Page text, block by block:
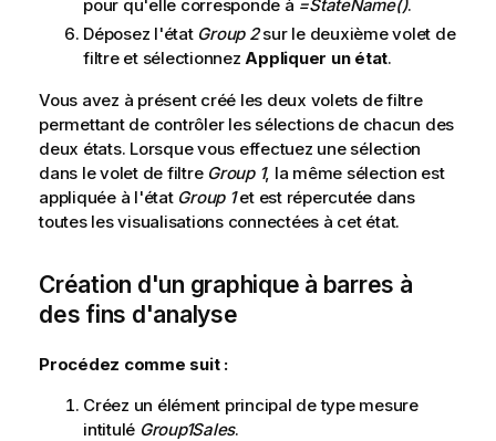
pour qu'elle corresponde à =StateName().
Déposez l'état Group 2sur le deuxième volet de
filtre et sélectionnez Appliquer un état.
Vous avez à présent créé les deux volets de filtre
permettant de contrôler les sélections de chacun des
deux états. Lorsque vous effectuez une sélection
dans le volet de filtre Group 1, la même sélection est
appliquée à l'état Group 1et est répercutée dans
toutes les visualisations connectées à cet état.
Création d'un graphique à barres à
des fins d'analyse
Procédez comme suit :
Créez un élément principal de type mesure
intitulé Group1Sales.